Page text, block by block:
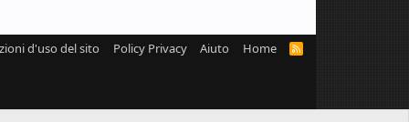
d'uso del sito Policy Privacy Aiuto Home
R